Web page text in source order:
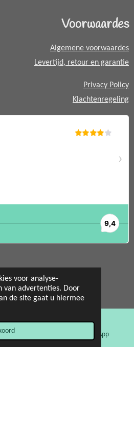
voor analyse-
van advertenties. Door
de site gaat u hiermee
Voorwaardes
Algemene voorwaardes
Levertijd, retour en garantie
Privacy Policy
Klachtenregeling
Facebook WhatsApp